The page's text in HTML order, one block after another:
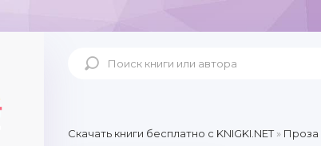
Скачать книги бесплатно c KNIGKI.NET» Проза